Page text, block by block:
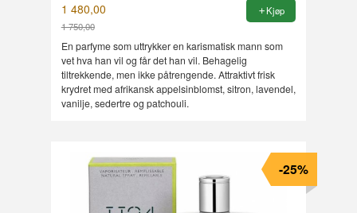
1 480,00
1 750,00
Rabatt
Kjøp
En parfyme som uttrykker en karismatisk mann som
vet hva han vil og får det han vil. Behagelig
tiltrekkende, men ikke påtrengende. Attraktivt frisk
krydret med afrikansk appelsinblomst, sitron, lavendel,
vanilje, sedertre og patchouli.
-25%